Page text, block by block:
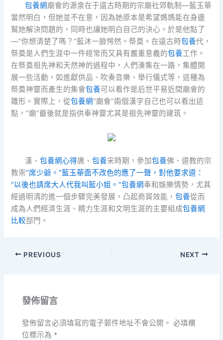
包養網廟會的源泉在于遠古時期的宗廟社郊軌制—藍玉華
當然明白，但她並不在意，因為她原本是希望媽媽能在身邊
幫她解決問題的，同時也讓她明白自己的決心。於是他點了
—“你想清楚了嗎？”藍沐一臉愕然。祭奠。在遠古時包養代，
祭奠是人們生涯中一件經常而又具有嚴重意義的包養工作。
在祭奠祖先神和天然神的過程中，人們湊集在一路，集體開
展一些活動，如進獻供品、吹奏音樂、舉行儀式等，這種為
祭奠神靈而產生的集會包養可以看作是后世平易近間廟會的
雛形。實際上，從包養網“廟會”兩個漢字自己也可以看出這
點，“廟”最後就是指供奉神靈尤其是祖先神靈的建筑。
漢、包養網心得唐、包養宋時期，參加包養佛、道教的宗
教崇“席少爺。”藍玉華面不改色的應了一聲，對他要求道：
“以後也請席大人代我叫藍小姐。”包養網奉和娛樂情勢，尤其
經過明清的進一個步驟完美發展，凸起商貿效能，包養從而
成為人們經濟生涯、精力生涯和文明生涯的主要組成包養網
比較部門。
PREVIOUS NEXT
發佈留言
發佈留言必須填寫的電子郵件地址不會公開。 必填欄
位標示為 *